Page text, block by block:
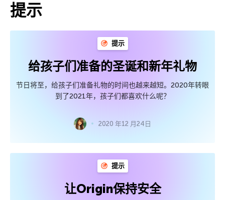
提示
提示
给孩子们准备的圣诞和新年礼物
节日将至，给孩子们准备礼物的时间也越来越短。2020年转眼
到了2021年，孩子们都喜欢什么呢？
2020 年12 月24日
提示
让Origin保持安全